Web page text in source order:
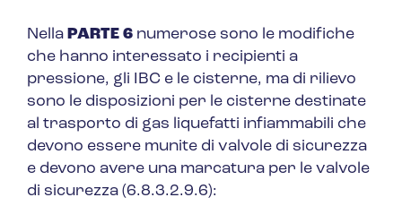
Nella PARTE 6 numerose sono le modifiche
che hanno interessato i recipienti a
pressione, gli IBC e le cisterne, ma di rilievo
sono le disposizioni per le cisterne destinate
al trasporto di gas liquefatti infiammabili che
devono essere munite di valvole di sicurezza
e devono avere una marcatura per le valvole
di sicurezza (6.8.3.2.9.6):